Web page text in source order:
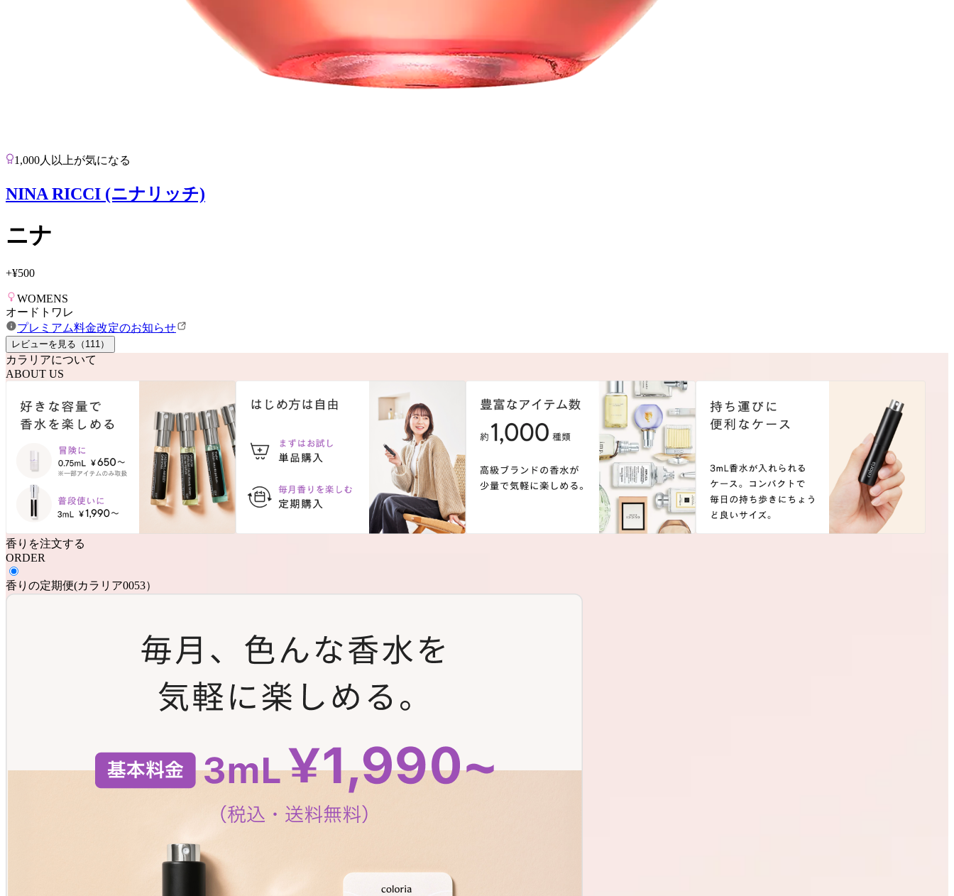
1,000人以上が気になる
NINA RICCI (ニナリッチ)
ニナ
+¥500
WOMENS
オードトワレ
プレミアム料金改定のお知らせ
レビューを見る（ 111 ）
カラリアについて
ABOUT US
香りを注文する
ORDER
香りの定期便(カラリア0053）